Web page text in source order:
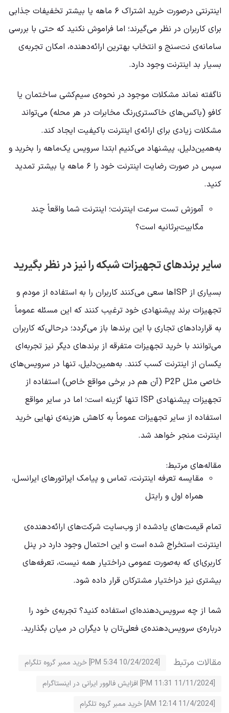
اینترنتی درصورت خرید اشتراک ۶ ماهه یا بیشتر تخفیفات جذابی
برای کاربران در نظر می‌گیرند؛ اما فراموش نکنید که حتی با بررسی
سامانه‌ی نت‌سنج و انتخاب بهترین ارائه‌دهنده، امکان تجربه‌ی
بسیار بد اینترنت وجود دارد.
ناگفته نماند مشکلات موجود در نحوه‌ی سیم‌کشی ساختمان یا
کافو (باکس‌های خاکستری‌رنگ مخابرات در هر محله) می‌تواند
مشکلات زیادی برای ارائه‌ی اینترنت باکیفیت ایجاد کند.
به‌همین‌دلیل، پیشنهاد می‌کنیم ابتدا سرویس یک‌ماهه را بخرید و
سپس در صورت رضایت اینترنت خود را ۶ ماهه یا بیشتر تمدید
کنید.
آموزش تست سرعت اینترنت؛ اینترنت شما واقعاً چند
مگابیت‌بر‌ثانیه است؟
سایر برند‌های تجهیزات شبکه را نیز در نظر بگیرید
بسیاری از ISPها سعی می‌کنند کاربران را به استفاده از مودم و
تجهیزات برند پیشنهادی خود ترغیب کنند که این مسئله عموماً
به قراردادهای تجاری با این برندها باز می‌گردد؛ درحالی‌که کاربران
می‌توانند با خرید تجهیزات متفرقه از برند‌های دیگر نیز تجربه‌ای
یکسان از اینترنت کسب کنند. به‌همین‌دلیل، تنها در سرویس‌های
خاصی مثل P2P (آن هم در برخی مواقع خاص) استفاده از
تجهیزات پیشنهادی ISP تنها گزینه است؛ اما در سایر مواقع
استفاده از سایر تجهیزات عموماً به کاهش هزینه‌ی نهایی خرید
اینترنت منجر خواهد شد.
مقاله‌های مرتبط:
مقایسه تعرفه اینترنت، تماس و پیامک اپراتورهای ایرانسل،
همراه اول و رایتل
تمام قیمت‌های یادشده از وب‌سایت شرکت‌های ارائه‌دهنده‌ی
اینترنت استخراج شده است و این احتمال وجود دارد در پنل
کاربری‌ای که به‌صورت عمومی در‌اختیار همه نیست، تعرفه‌های
بیشتری نیز در‌اختیار مشترکان قرار داده شود.
شما از چه سرویس‌دهنده‌ای استفاده کنید؟ تجربه‌ی خود را
درباره‌ی سرویس‌دهنده‌ی فعلی‌تان با دیگران در میان‌ بگذارید.
مقالات مرتبط
[10/24/2024 5:34 PM] خرید ممبر گروه تلگرام
[11/11/2024 11:31 PM] افزایش فالوور ایرانی در اینستاگرام
[11/4/2024 12:14 AM] خرید ممبر گروه تلگرام